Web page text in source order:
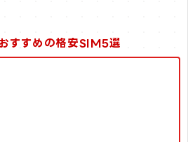
すすめの格安SIM5選